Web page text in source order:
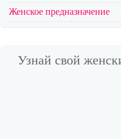
Женское предназначение
Узнай свой